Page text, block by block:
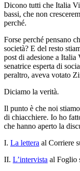
Dicono tutti che Italia
bassi, che non
perché.
Forse perché pensano
società? E del resto
post di adesione a Italia
senatrice esperta di
peraltro, aveva votato
Diciamo la verità.
Il punto è che noi
di chiacchiere. Io ho
che hanno aperto la
I. La lettera al Corriere
II. L’intervista al Foglio